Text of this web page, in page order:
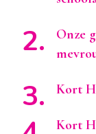
Onze
Kort
Kort